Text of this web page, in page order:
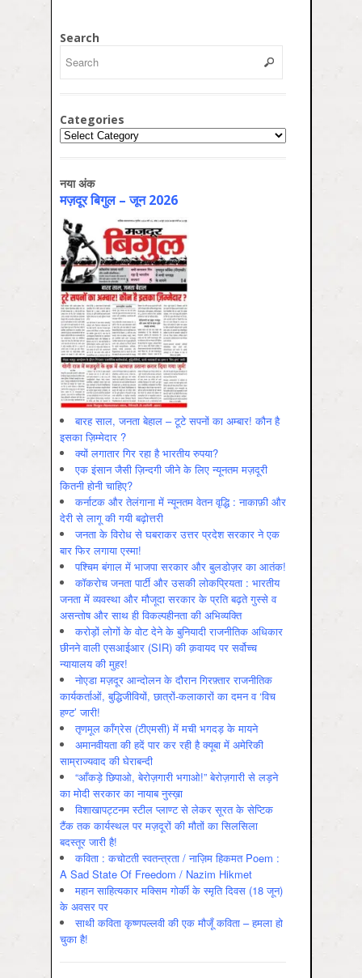
Search
Categories
Categories
नया अंक
मज़दूर बिगुल – जून 2026
बारह साल, जनता बेहाल – टूटे सपनों का अम्बार! कौन है
इसका ज़िम्मेदार ?
क्यों लगातार गिर रहा है भारतीय रुपया?
एक इंसान जैसी ज़िन्दगी जीने के लिए न्यूनतम मज़दूरी
कितनी होनी चाहिए?
कर्नाटक और तेलंगाना में न्यूनतम वेतन वृद्धि : नाकाफ़ी और
देरी से लागू की गयी बढ़ोत्तरी
जनता के विरोध से घबराकर उत्तर प्रदेश सरकार ने एक
बार फिर लगाया एस्मा!
पश्चिम बंगाल में भाजपा सरकार और बुलडोज़र का आतंक!
कॉकरोच जनता पार्टी और उसकी लोकप्रियता : भारतीय
जनता में व्‍यवस्‍था और मौजूदा सरकार के प्रति बढ़ते गुस्‍से व
असन्‍तोष और साथ ही विकल्‍पहीनता की अभिव्‍यक्ति
करोड़ों लोगों के वोट देने के बुनियादी राजनीतिक अधिकार
छीनने वाली एसआईआर (SIR) की क़वायद पर सर्वोच्च
न्यायालय की मुहर!
नोएडा मज़दूर आन्दोलन के दौरान गिरफ़्तार राजनीतिक
कार्यकर्ताओं, बुद्धिजीवियों, छात्रों-कलाकारों का दमन व ‘विच
हण्ट’ जारी!
तृणमूल काँग्रेस (टीएमसी) में मची भगदड़ के मायने
अमानवीयता की हदें पार कर रही है क्यूबा में अमेरिकी
साम्राज्यवाद की घेराबन्दी
“आँकड़े छिपाओ, बेरोज़गारी भगाओ!” बेरोज़गारी से लड़ने
का मोदी सरकार का नायाब नुस्ख़ा
विशाखापट्टनम स्टील प्लाण्ट से लेकर सूरत के सेप्टिक
टैंक तक कार्यस्थल पर मज़दूरों की मौतों का सिलसिला
बदस्तूर जारी है!
कविता : कचोटती स्वतन्त्रता / नाज़िम हिकमत Poem :
A Sad State Of Freedom / Nazim Hikmet
महान साहित्यकार मक्सिम गोर्की के स्मृति दिवस (18 जून)
के अवसर पर
साथी कविता कृष्णपल्लवी की एक मौजूँ कविता – हमला हो
चुका है!